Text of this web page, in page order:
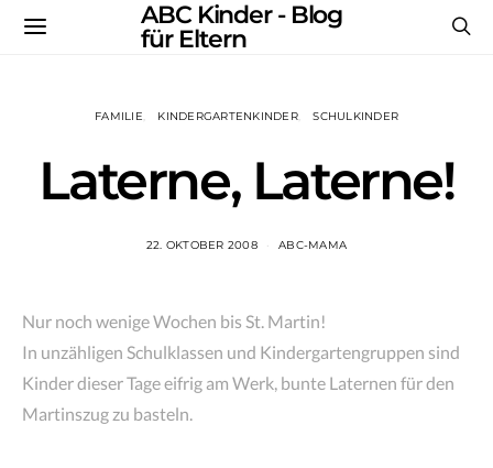
ABC Kinder - Blog
für Eltern
FAMILIE KINDERGARTENKINDER SCHULKINDER
Laterne, Laterne!
22. OKTOBER 2008 ABC-MAMA
Nur noch wenige Wochen bis St. Martin!
In unzähligen Schulklassen und Kindergartengruppen sind
Kinder dieser Tage eifrig am Werk, bunte Laternen für den
Martinszug zu basteln.